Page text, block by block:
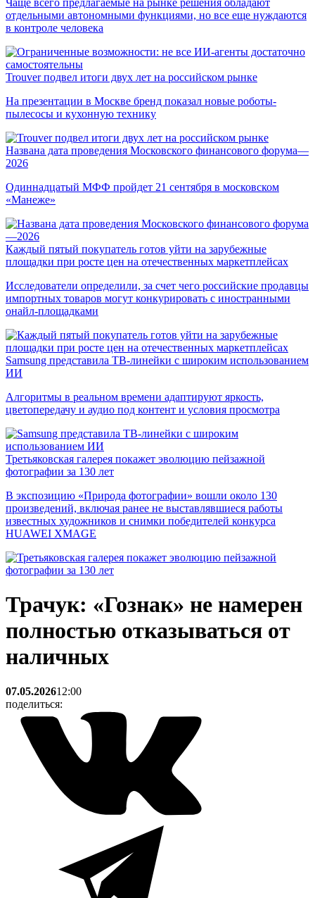
Чаще всего предлагаемые на рынке решения обладают
отдельными автономными функциями, но все еще нуждаются
в контроле человека
Trouver подвел итоги двух лет на российском рынке
На презентации в Москве бренд показал новые роботы-
пылесосы и кухонную технику
Названа дата проведения Московского финансового форума—
2026
Одиннадцатый МФФ пройдет 21 сентября в московском
«Манеже»
Каждый пятый покупатель готов уйти на зарубежные
площадки при росте цен на отечественных маркетплейсах
Исследователи определили, за счет чего российские продавцы
импортных товаров могут конкурировать с иностранными
онайл-площадками
Samsung представила ТВ-линейки с широким использованием
ИИ
Алгоритмы в реальном времени адаптируют яркость,
цветопередачу и аудио под контент и условия просмотра
Третьяковская галерея покажет эволюцию пейзажной
фотографии за 130 лет
В экспозицию «Природа фотографии» вошли около 130
произведений, включая ранее не выставлявшиеся работы
известных художников и снимки победителей конкурса
HUAWEI XMAGE
Трачук: «Гознак» не намерен
полностью отказываться от
наличных
07.05.202612:00
поделиться: